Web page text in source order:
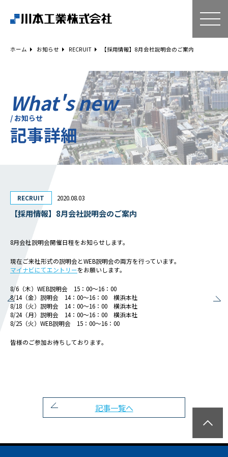
空気調和設備工事
リニューアル
建築工事
設備工事
企業情報
社長メッセージ
役員一覧
沿革
事業所一覧
関連会社
川本工業の環境活動
私たちの取り組み
横浜型地域貢献
地域志向CSR方針
ホーム お知らせ RECRUIT 【採用情報】8月会社説明会のご案内
What's new
/ お知らせ
記事詳細
RECRUIT 2020.08.03
【採用情報】8月会社説明会のご案内
8月会社説明会開催日程をお知らせします。
現在ご来社形式の説明会とWEB説明会の両方を行っています。
マイナビにてエントリーをお願いします。
8/6（木）WEB説明会 15：00～16：00
8/14（金）説明会 14：00～16：00 横浜本社
8/18（火）説明会 14：00～16：00 横浜本社
8/24（月）説明会 14：00～16：00 横浜本社
8/25（火）WEB説明会 15：00～16：00
皆様のご参加お待ちしております。
記事一覧へ